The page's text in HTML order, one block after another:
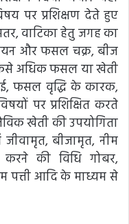
पर प्रशिक्षण देते हुए
वाटिका हेतु जगह का
और फसल चक्र, बीज
अधिक फसल या खेती
फसल वृद्धि के कारक,
पर प्रशिक्षित करते
खेती की उपयोगिता
बीजामृत, नीम
करने की विधि गोबर,
पत्ती आदि के माध्यम से